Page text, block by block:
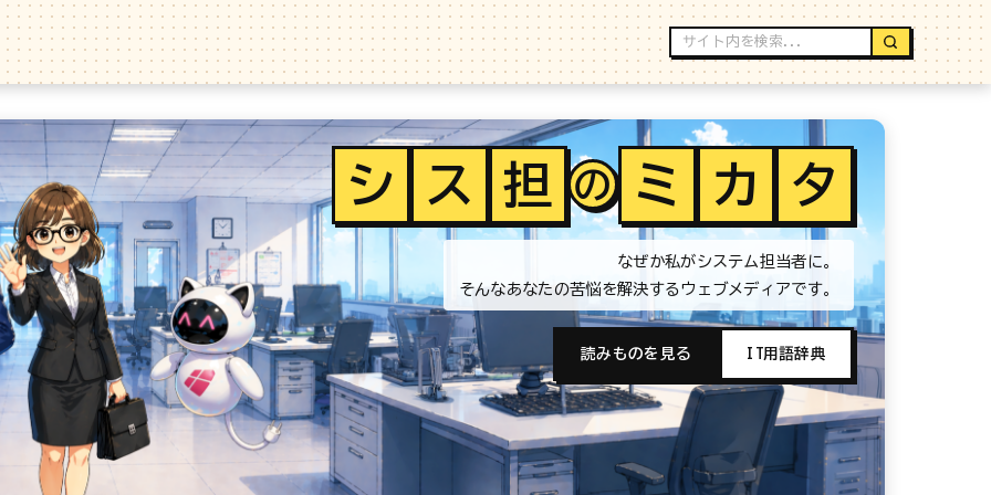
シ ス 担 の ミ カ タ
なぜか私がシステム担当者に。
そんなあなたの苦悩を解決するウェブメディアです。
読みものを見る IT用語辞典